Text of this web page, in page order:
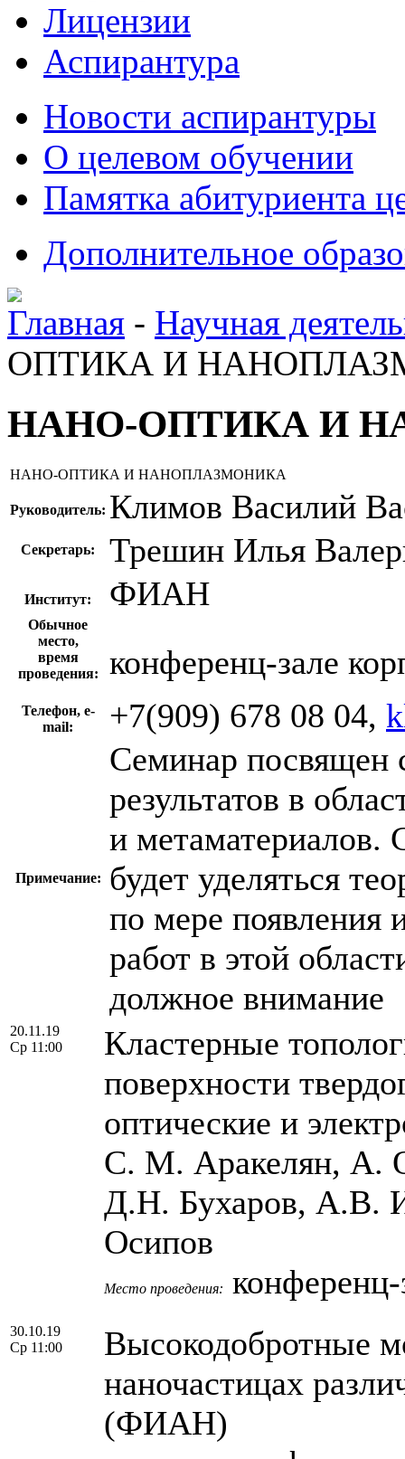
Лицензии
Аспирантура
Новости аспирантуры
О целевом обучении
Памятка абитуриента
Дополнительное
Главная - Научная
ОПТИКА И
НАНО-ОПТИКА И
НАНО-ОПТИКА И НАНОПЛАЗМОНИКА
Руководитель: Климов Василий
Секретарь: Трешин Илья
Институт: ФИАН
Обычное
место,
время
проведения:
конференц-зале
Телефон, e-
mail:
+7(909) 678 08 04,
Примечание:
Cеминар
результатов в
и метаматериалов.
будет уделяться
по мере появления
работ в этой
должное внимание
20.11.19
Ср 11:00
Кластерные
поверхности
оптические и
С. М. Аракелян, А.
Д.Н. Бухаров, А.В.
Осипов
Место проведения:
30.10.19
Ср 11:00
Высокодобротные
наночастицах
(ФИАН)